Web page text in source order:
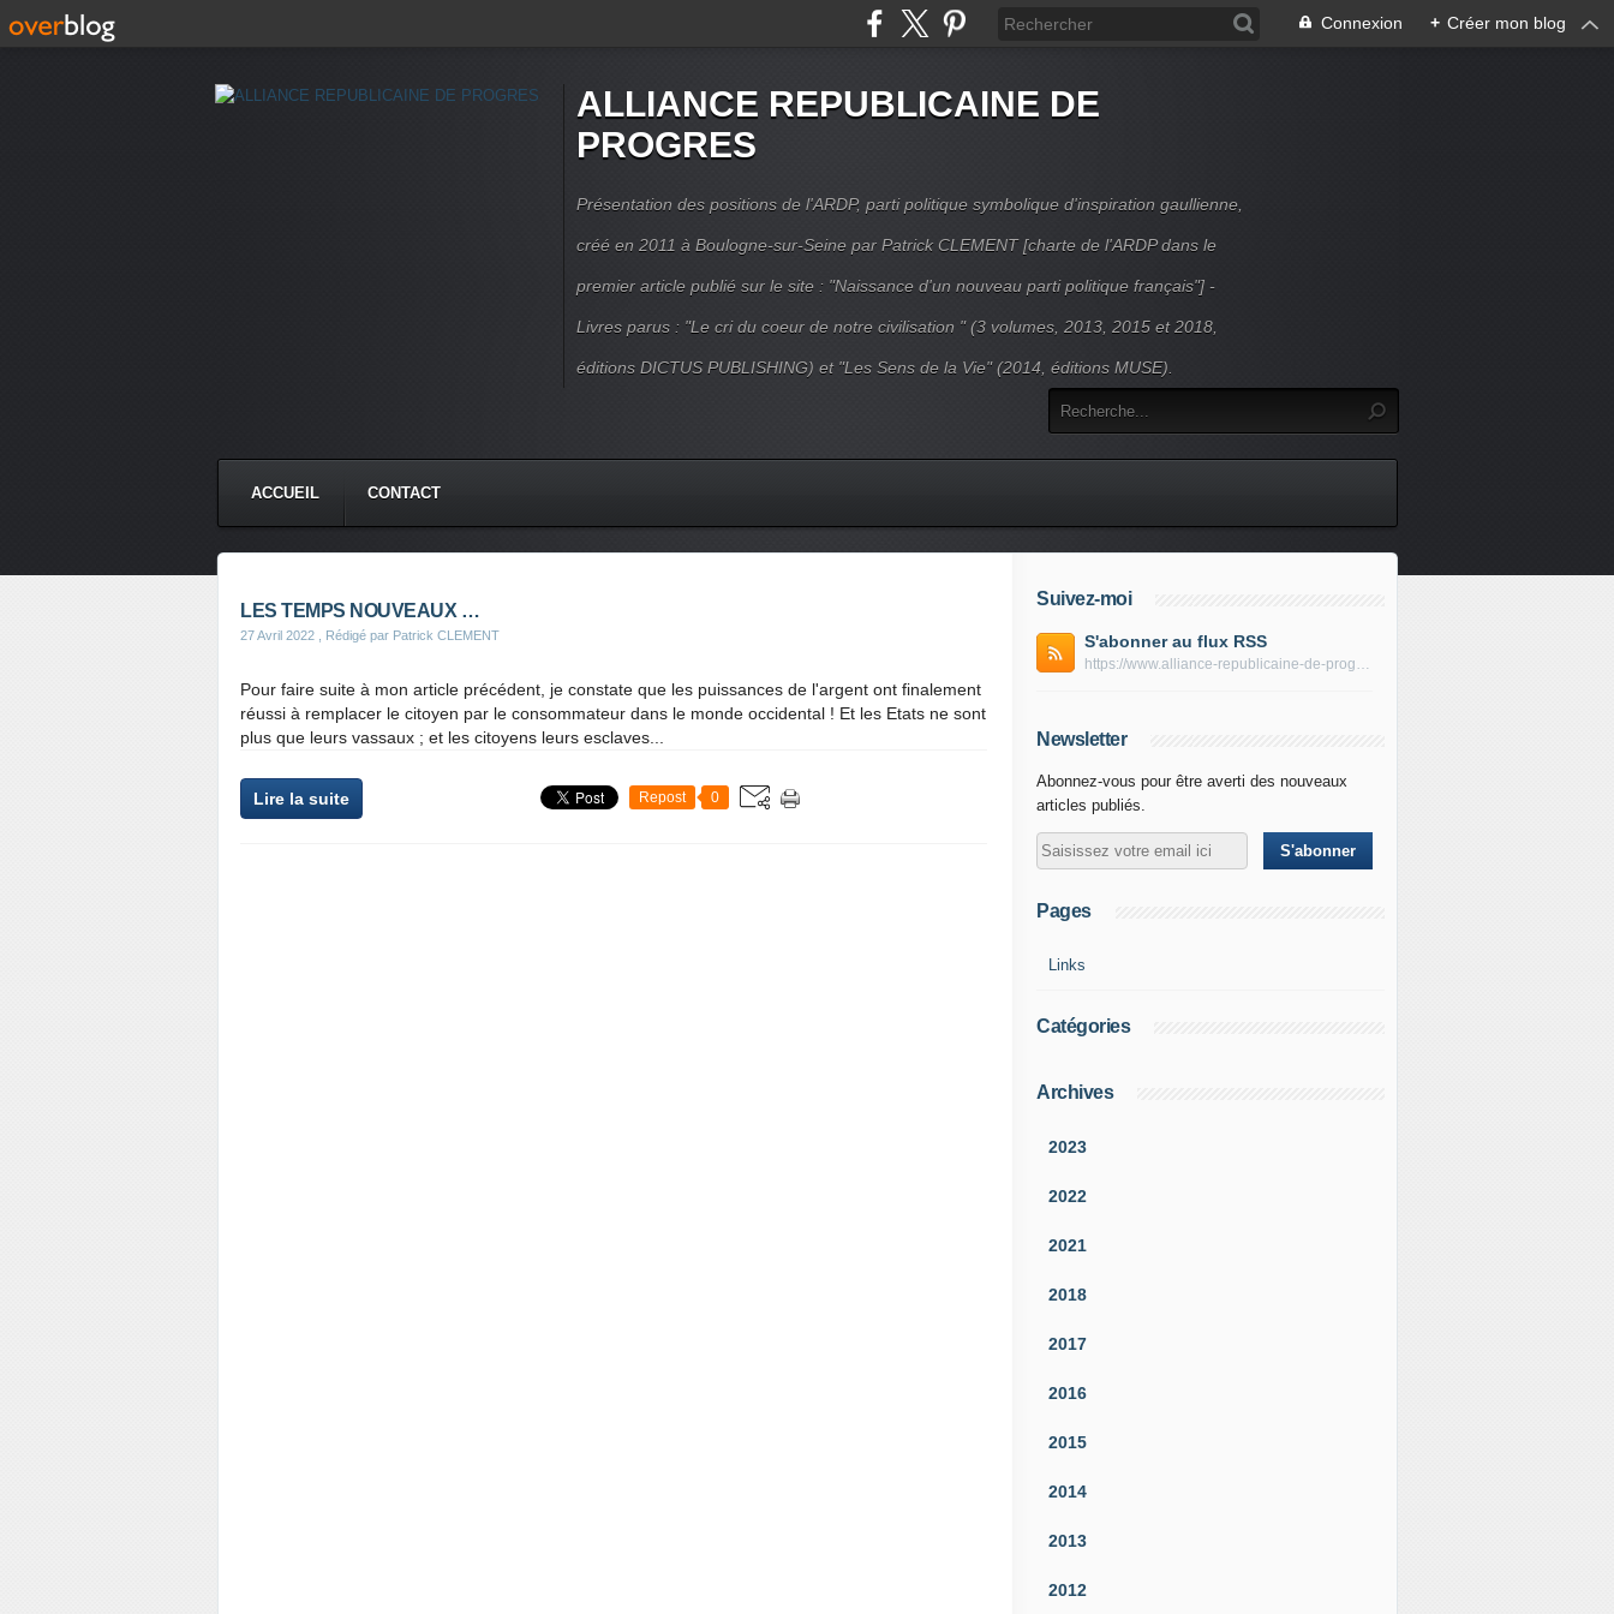
Connexion + Créer mon blog
ALLIANCE REPUBLICAINE DE
PROGRES
Présentation des positions de l'ARDP, parti politique symbolique d'inspiration gaullienne,
créé en 2011 à Boulogne-sur-Seine par Patrick CLEMENT [charte de l'ARDP dans le
premier article publié sur le site : "Naissance d'un nouveau parti politique français"] -
Livres parus : "Le cri du coeur de notre civilisation " (3 volumes, 2013, 2015 et 2018,
éditions DICTUS PUBLISHING) et "Les Sens de la Vie" (2014, éditions MUSE).
ACCUEIL CONTACT
LES TEMPS NOUVEAUX …
27 Avril 2022 , Rédigé par Patrick CLEMENT
Pour faire suite à mon article précédent, je constate que les puissances de l'argent ont finalement
réussi à remplacer le citoyen par le consommateur dans le monde occidental ! Et les Etats ne sont
plus que leurs vassaux ; et les citoyens leurs esclaves...
Lire la suite Repost 0
Suivez-moi
S'abonner au flux RSS
https://www.alliance-republicaine-de-progres.com/rss
Newsletter
Abonnez-vous pour être averti des nouveaux
articles publiés.
Pages
Links
Catégories
Archives
2023
2022
2021
2018
2017
2016
2015
2014
2013
2012